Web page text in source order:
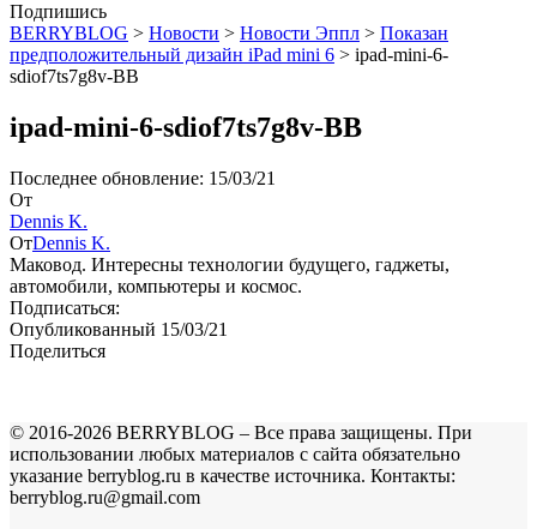
Подпишись
BERRYBLOG > Новости > Новости Эппл > Показан
предположительный дизайн iPad mini 6 > ipad-mini-6-
sdiof7ts7g8v-BB
ipad-mini-6-sdiof7ts7g8v-BB
Последнее обновление: 15/03/21
От
Dennis K.
ОтDennis K.
Маковод. Интересны технологии будущего, гаджеты,
автомобили, компьютеры и космос.
Подписаться:
Опубликованный 15/03/21
Поделиться
© 2016-2026 BERRYBLOG – Все права защищены. При
использовании любых материалов с сайта обязательно
указание berryblog.ru в качестве источника. Контакты:
berryblog.ru@gmail.com